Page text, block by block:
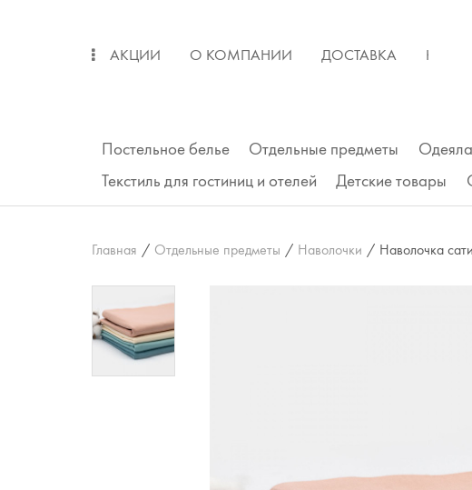
АКЦИИ О КОМПАНИИ ДОСТАВКА
Постельное белье Отдельные предметы
Текстиль для гостиниц и отелей
Подушки
Детские товары
Главная / Отдельные предметы / Наволочки / Наволочка